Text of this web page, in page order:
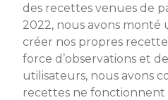
des recettes venues de
2022, nous avons
créer nos propres
force d’observations et
utilisateurs, nous avons
recettes ne fonctionnent